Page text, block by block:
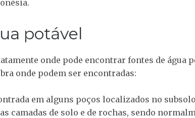
potável
onde pode encontrar fontes de água
onde podem ser encontradas:
em alguns poços localizados no
camadas de solo e de rochas, sendo